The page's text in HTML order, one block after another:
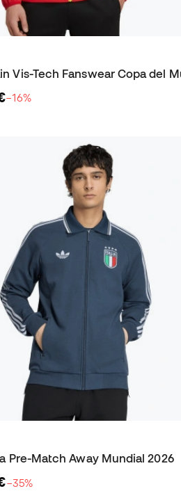
−16%
Pre-Match Away Mundial 2026
−35%